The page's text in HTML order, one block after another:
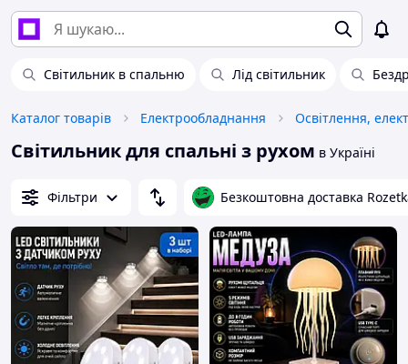
Світильник в спальню Лід світильник
Каталог товарів Електрообладнання Освітлення,
Світильник для спальні з рухом в Україні
Фільтри Безкоштовна доставка